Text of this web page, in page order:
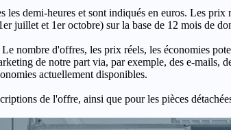
demi-heures et sont indiqués en euros. Les prix
juillet et 1er octobre) sur la base de 12 mois de
nombre d'offres, les prix réels, les économies
de notre part via, par exemple, des e-mails,
actuellement disponibles.
de l'offre, ainsi que pour les pièces